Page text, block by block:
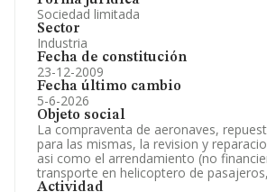
Sociedad limitada
Sector
Industria
Fecha de constitución
23-12-2009
Fecha último cambio
5-6-2026
Objeto social
La compraventa de aeronaves,
para las mismas, la revision y
asi como el arrendamiento (no
transporte en helicoptero de
Actividad